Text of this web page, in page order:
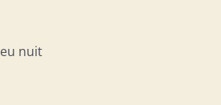
nuit